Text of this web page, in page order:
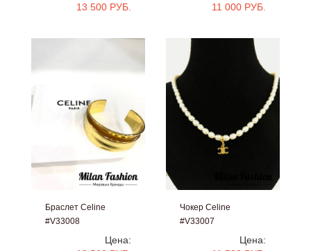
13 500 РУБ.
11 000 РУБ.
Браслет Celine
#V33008
Цена:
Чокер Celine
#V33007
Цена: